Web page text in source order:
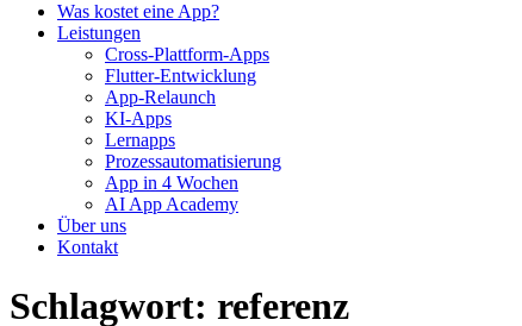
Was kostet eine App?
Leistungen
Cross-Plattform-Apps
Flutter-Entwicklung
App-Relaunch
KI-Apps
Lernapps
Prozessautomatisierung
App in 4 Wochen
AI App Academy
Über uns
Kontakt
Schlagwort: referenz